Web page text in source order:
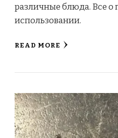
различные блюда. Все о
использовании.
READ MORE